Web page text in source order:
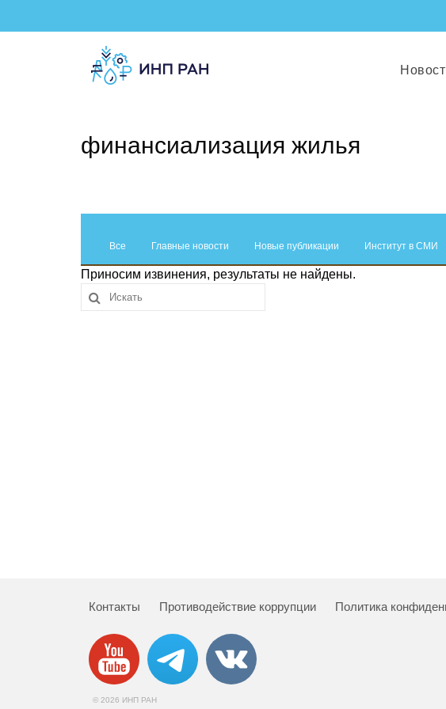
финансиализация жилья
Все Главные новости Новые публикации Институт в СМИ
Приносим извинения, результаты не найдены.
Контакты Противодействие коррупции Политика
© 2026 ИНП РАН